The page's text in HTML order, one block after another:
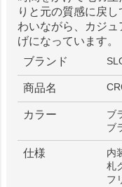
りと元の質感に戻
わいながら、カジ
げになっています。
ブランド
商品名
カラー
ブ
ブ
仕様
内
札
フ